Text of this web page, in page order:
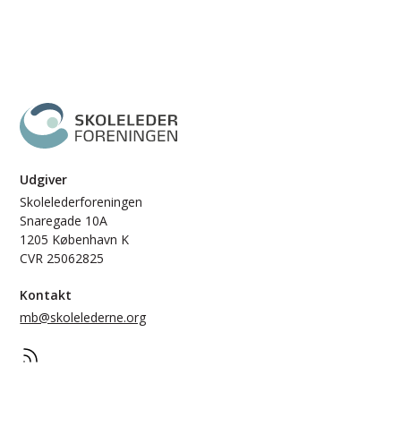
Udgiver
Skolelederforeningen
Snaregade 10A
1205 København K
CVR 25062825
Kontakt
mb@skolelederne.org